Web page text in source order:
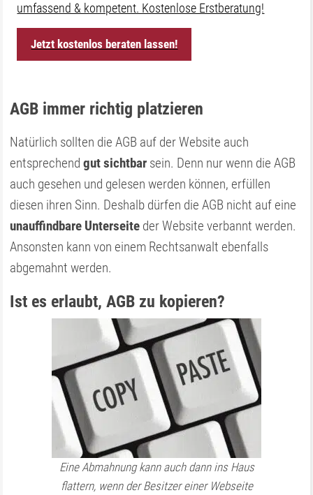
umfassend & kompetent. Kostenlose Erstberatung!
Jetzt kostenlos beraten lassen!
AGB immer richtig platzieren
Natürlich sollten die AGB auf der Website auch
entsprechendgut sichtbar sein. Denn nur wenn die AGB
auch gesehen und gelesen werden können, erfüllen
diesen ihren Sinn. Deshalb dürfen die AGB nicht auf eine
unauffindbare Unterseite der Website verbannt werden.
Ansonsten kann von einem Rechtsanwalt ebenfalls
abgemahnt werden.
Ist es erlaubt, AGB zu kopieren?
Eine Abmahnung kann auch dann ins Haus
flattern, wenn der Besitzer einer Webseite